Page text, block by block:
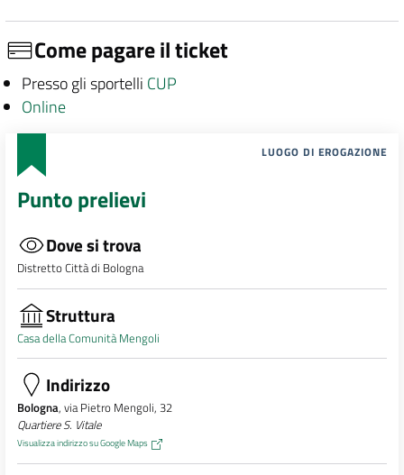
Come pagare il ticket
Presso gli sportelli CUP
Online
LUOGO DI EROGAZIONE
Punto prelievi
Dove si trova
Distretto Città di Bologna
Struttura
Casa della Comunità Mengoli
Indirizzo
Bologna, via Pietro Mengoli, 32
Quartiere S. Vitale
Visualizza indirizzo su Google Maps